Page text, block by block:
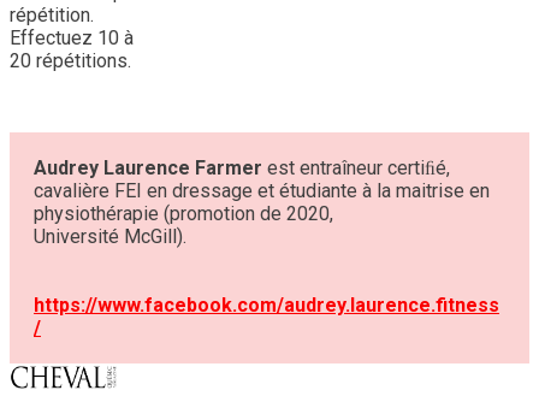
répétition.
Effectuez 10 à
20 répétitions.
Audrey Laurence Farmer est entraîneur certiﬁé,
cavalière FEI en dressage et étudiante à la maitrise en
physiothérapie (promotion de 2020,
Université McGill).
https://www.facebook.com/audrey.laurence.fitness
/